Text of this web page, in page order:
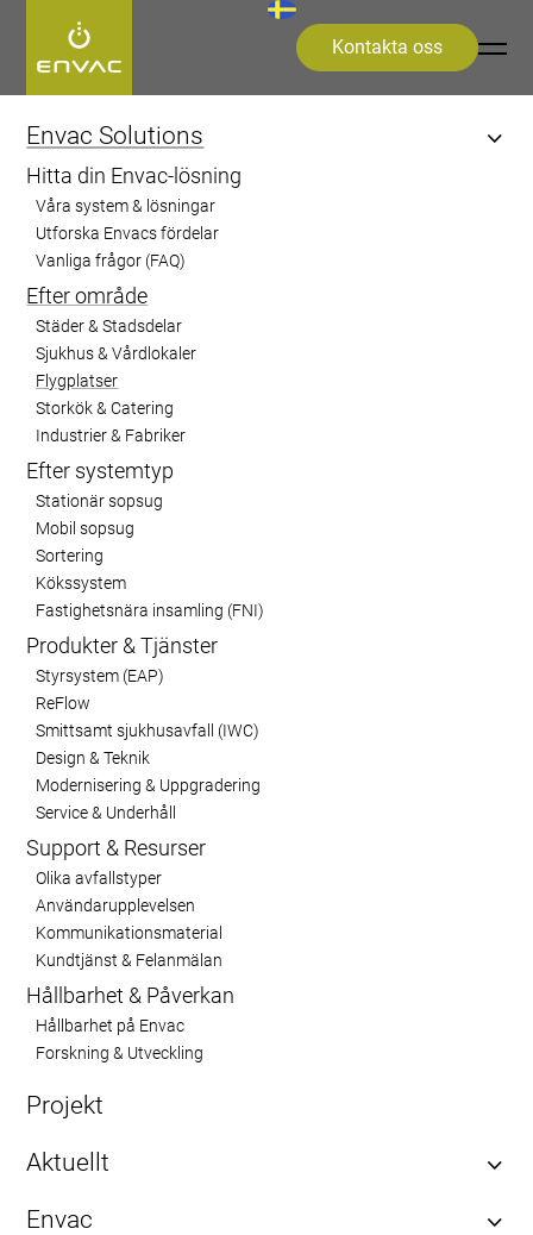
Envac Solutions
Hitta din Envac-lösning
Våra system & lösningar
Utforska Envacs fördelar
Vanliga frågor (FAQ)
Efter område
Städer & Stadsdelar
Sjukhus & Vårdlokaler
Flygplatser
Storkök & Catering
Industrier & Fabriker
Efter systemtyp
Stationär sopsug
Mobil sopsug
Sortering
Kökssystem
Fastighetsnära insamling (FNI)
Produkter & Tjänster
Styrsystem (EAP)
ReFlow
Smittsamt sjukhusavfall (IWC)
Design & Teknik
Modernisering & Uppgradering
Service & Underhåll
Support & Resurser
Olika avfallstyper
Användarupplevelsen
Kommunikationsmaterial
Kundtjänst & Felanmälan
Hållbarhet & Påverkan
Hållbarhet på Envac
Forskning & Utveckling
Projekt
Aktuellt
Envac
Kontakta oss
Start>Segment>Flygplatser
Flygplatser
Effektiv avfallshantering på flygplatser
genom implementering av automatiska
vakuumavfallssystem effektiviserar
avfallshanteringen, minskar
driftskostnaderna och minimerar
miljöpåverkan.
När antalet resenärer, gods och tjänster på
flygplatser fortsätter att öka blir effektiv
avfallshantering avgörande – inte bara ur ett
logistiskt och miljömässigt perspektiv, utan även
Traditionella system har ofta svårt att hänga med i
den komplexa och höga avfallsvolym som
flygplatser genererar. Manuell hantering leder ofta
till ineffektivitet, ökade driftkostnader, risk för
sanktionsavgifter och i värsta fall skador på
flygplatsens varumärke.